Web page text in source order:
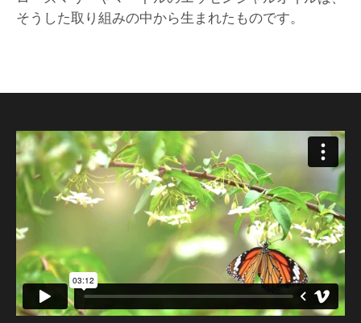
そうした取り組みの中から生まれたものです。